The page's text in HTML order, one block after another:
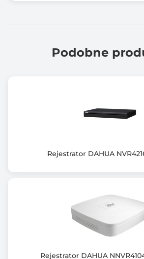
Standard: TCP/IP
Obsługiwane rozdzielczości: max.
3840 x 2160 px
Wyjścia audio: 1 szt. CINCH
Metoda kompresji obrazu: H.265+ /
Tryby nagrywania: Ręczny, detekcja
Podobne
Rejestrator DAHUA
Rejestrator DAHUA